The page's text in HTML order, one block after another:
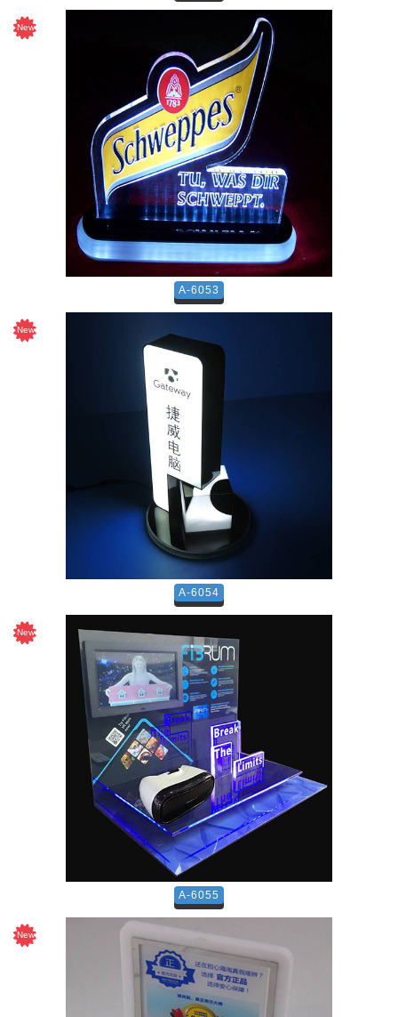
A-6053
A-6054
A-6055